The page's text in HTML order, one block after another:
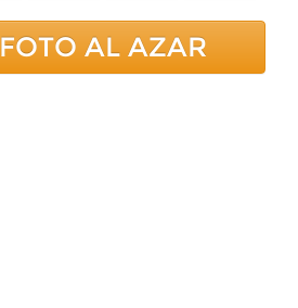
FOTO AL AZAR